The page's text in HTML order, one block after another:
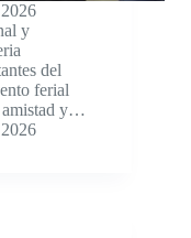
y
del
ferial
amistad y…